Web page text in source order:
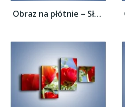
Obraz na płótnie – Słońce w kwiatowych...